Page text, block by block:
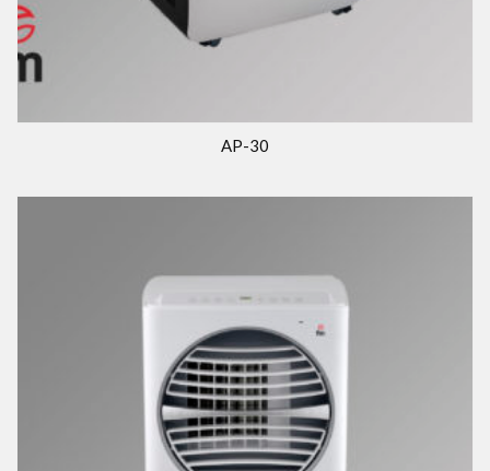
AP-30